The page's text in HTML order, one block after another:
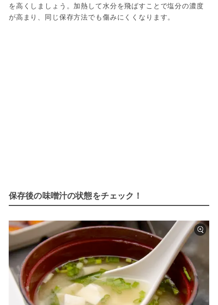
を高くしましょう。加熱して水分を飛ばすことで塩分の濃度
が高まり、同じ保存方法でも傷みにくくなります。
保存後の味噌汁の状態をチェック！